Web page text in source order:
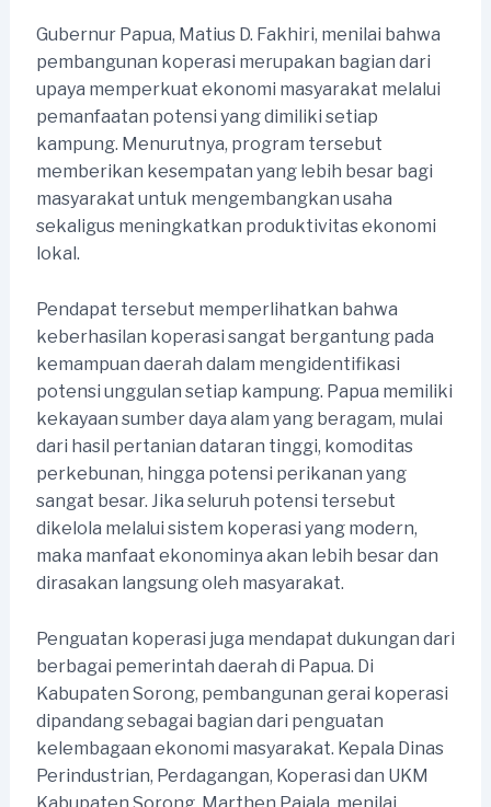
Gubernur Papua, Matius D. Fakhiri, menilai bahwa
pembangunan koperasi merupakan bagian dari
upaya memperkuat ekonomi masyarakat melalui
pemanfaatan potensi yang dimiliki setiap
kampung. Menurutnya, program tersebut
memberikan kesempatan yang lebih besar bagi
masyarakat untuk mengembangkan usaha
sekaligus meningkatkan produktivitas ekonomi
lokal.
Pendapat tersebut memperlihatkan bahwa
keberhasilan koperasi sangat bergantung pada
kemampuan daerah dalam mengidentifikasi
potensi unggulan setiap kampung. Papua memiliki
kekayaan sumber daya alam yang beragam, mulai
dari hasil pertanian dataran tinggi, komoditas
perkebunan, hingga potensi perikanan yang
sangat besar. Jika seluruh potensi tersebut
dikelola melalui sistem koperasi yang modern,
maka manfaat ekonominya akan lebih besar dan
dirasakan langsung oleh masyarakat.
Penguatan koperasi juga mendapat dukungan dari
berbagai pemerintah daerah di Papua. Di
Kabupaten Sorong, pembangunan gerai koperasi
dipandang sebagai bagian dari penguatan
kelembagaan ekonomi masyarakat. Kepala Dinas
Perindustrian, Perdagangan, Koperasi dan UKM
Kabupaten Sorong, Marthen Pajala, menilai